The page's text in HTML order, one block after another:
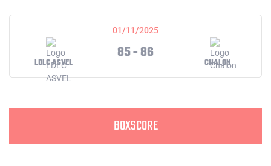
01/11/2025
LDLC ASVEL
85 - 86
CHALON
BOXSCORE